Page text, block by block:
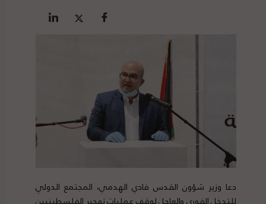
دعا وزير شؤون القدس فادي الهدمي، المجتمع الدولي